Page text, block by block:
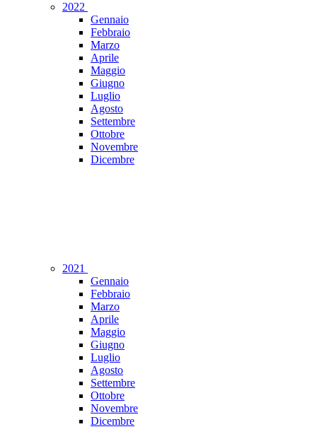
2022
Gennaio
Febbraio
Marzo
Aprile
Maggio
Giugno
Luglio
Agosto
Settembre
Ottobre
Novembre
Dicembre
2021
Gennaio
Febbraio
Marzo
Aprile
Maggio
Giugno
Luglio
Agosto
Settembre
Ottobre
Novembre
Dicembre